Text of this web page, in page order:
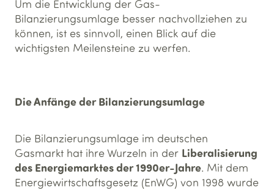
Um die Entwicklung der Gas-
Bilanzierungsumlage besser nachvollziehen zu
können, ist es sinnvoll, einen Blick auf die
wichtigsten Meilensteine zu werfen.
Die Anfänge der Bilanzierungsumlage
Die Bilanzierungsumlage im deutschen
Gasmarkt hat ihre Wurzeln in der Liberalisierung
des Energiemarktes der 1990er-Jahre. Mit dem
Energiewirtschaftsgesetz (EnWG) von 1998 wurde